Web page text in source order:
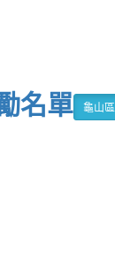
名單 龜山區